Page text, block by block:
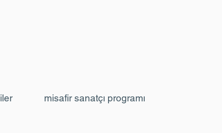
misafir sanatçı programı